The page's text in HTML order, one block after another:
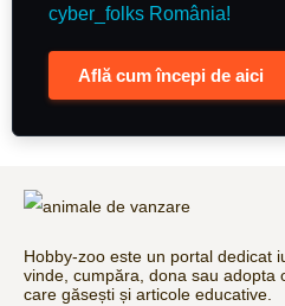
cyber_folks România!
Află cum începi de aici
Hobby-zoo este un portal dedicat
vinde, cumpăra, dona sau adopta
care găsești și articole educative.